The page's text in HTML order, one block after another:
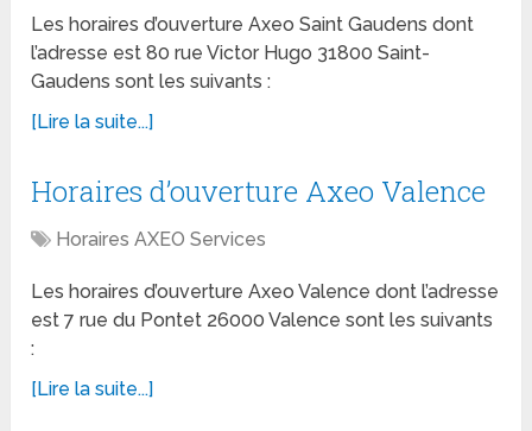
Les horaires d’ouverture Axeo Saint Gaudens dont
l’adresse est 80 rue Victor Hugo 31800 Saint-
Gaudens sont les suivants :
[Lire la suite...]
Horaires d’ouverture Axeo Valence
Horaires AXEO Services
Les horaires d’ouverture Axeo Valence dont l’adresse
est 7 rue du Pontet 26000 Valence sont les suivants
:
[Lire la suite...]